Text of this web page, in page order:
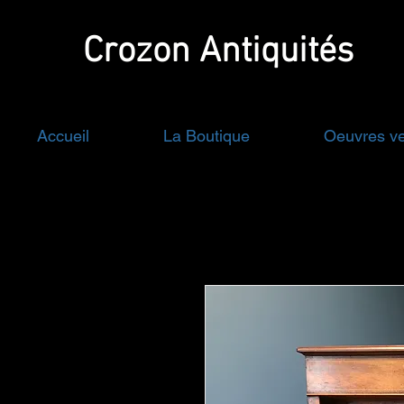
Crozon Antiquités
Accueil La Boutique Oeuvres